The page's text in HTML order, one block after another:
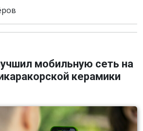
мобильную сеть на
керамики